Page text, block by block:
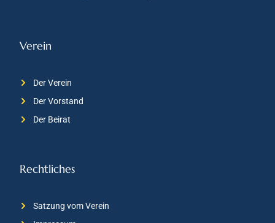
Rechtliches
Satzung vom Verein
Verein
Der Verein
Der Vorstand
Der Beirat